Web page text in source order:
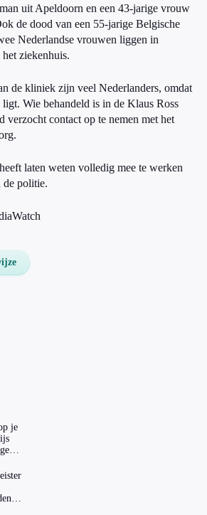
uit Apeldoorn en een 43-jarige vrouw
de dood van een 55-jarige Belgische
Nederlandse vrouwen liggen in
ziekenhuis.
de kliniek zijn veel Nederlanders, omdat
ligt. Wie behandeld is in de Klaus Ross
contact op te nemen met het
laten weten volledig mee te werken
de politie.
je